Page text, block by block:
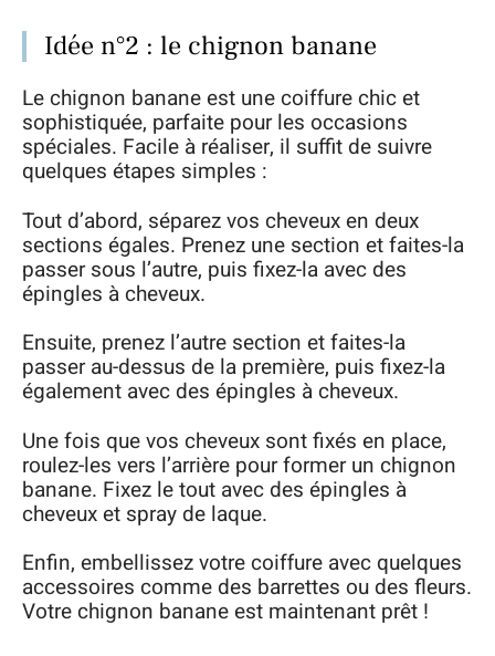
Idée n°2 : le chignon banane
Le chignon banane est une coiffure chic et
sophistiquée, parfaite pour les occasions
spéciales. Facile à réaliser, il suffit de suivre
quelques étapes simples :
Tout d’abord, séparez vos cheveux en deux
sections égales. Prenez une section et faites-la
passer sous l’autre, puis fixez-la avec des
épingles à cheveux.
Ensuite, prenez l’autre section et faites-la
passer au-dessus de la première, puis fixez-la
également avec des épingles à cheveux.
Une fois que vos cheveux sont fixés en place,
roulez-les vers l’arrière pour former un chignon
banane. Fixez le tout avec des épingles à
cheveux et spray de laque.
Enfin, embellissez votre coiffure avec quelques
accessoires comme des barrettes ou des fleurs.
Votre chignon banane est maintenant prêt !